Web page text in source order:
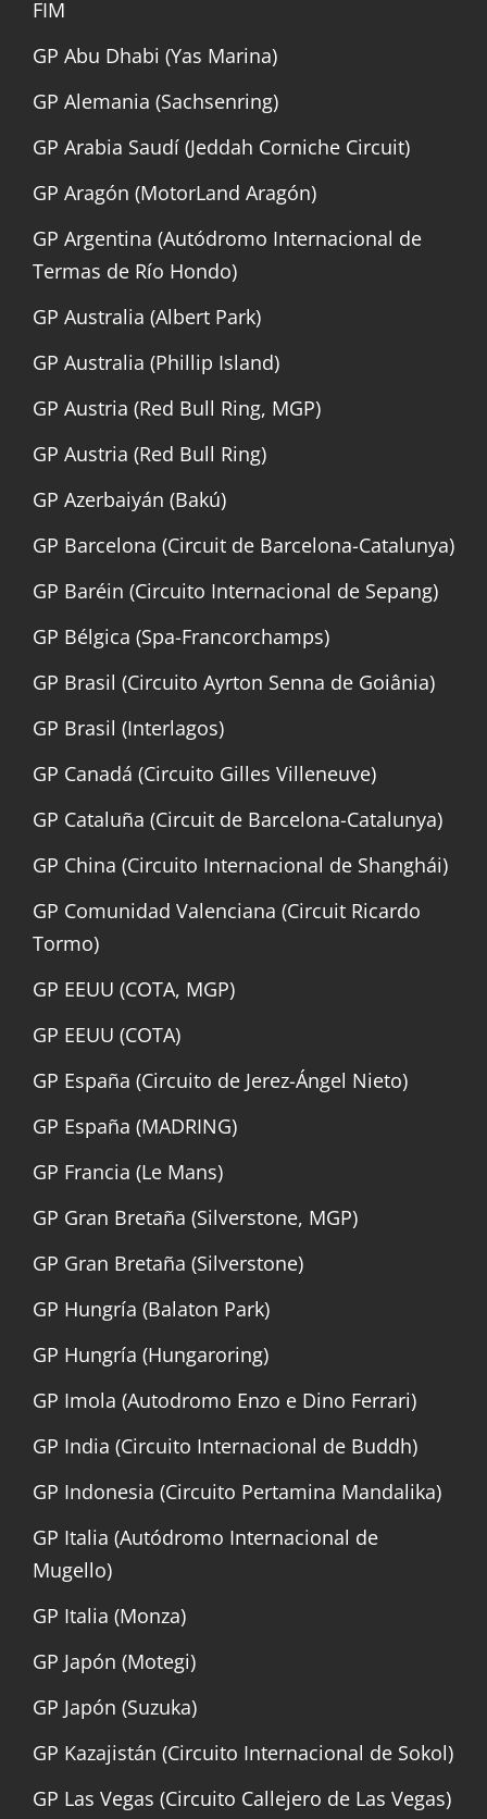
FIM
GP Abu Dhabi (Yas Marina)
GP Alemania (Sachsenring)
GP Arabia Saudí (Jeddah Corniche Circuit)
GP Aragón (MotorLand Aragón)
GP Argentina (Autódromo Internacional de
Termas de Río Hondo)
GP Australia (Albert Park)
GP Australia (Phillip Island)
GP Austria (Red Bull Ring, MGP)
GP Austria (Red Bull Ring)
GP Azerbaiyán (Bakú)
GP Barcelona (Circuit de Barcelona-Catalunya)
GP Baréin (Circuito Internacional de Sepang)
GP Bélgica (Spa-Francorchamps)
GP Brasil (Circuito Ayrton Senna de Goiânia)
GP Brasil (Interlagos)
GP Canadá (Circuito Gilles Villeneuve)
GP Cataluña (Circuit de Barcelona-Catalunya)
GP China (Circuito Internacional de Shanghái)
GP Comunidad Valenciana (Circuit Ricardo
Tormo)
GP EEUU (COTA, MGP)
GP EEUU (COTA)
GP España (Circuito de Jerez-Ángel Nieto)
GP España (MADRING)
GP Francia (Le Mans)
GP Gran Bretaña (Silverstone, MGP)
GP Gran Bretaña (Silverstone)
GP Hungría (Balaton Park)
GP Hungría (Hungaroring)
GP Imola (Autodromo Enzo e Dino Ferrari)
GP India (Circuito Internacional de Buddh)
GP Indonesia (Circuito Pertamina Mandalika)
GP Italia (Autódromo Internacional de
Mugello)
GP Italia (Monza)
GP Japón (Motegi)
GP Japón (Suzuka)
GP Kazajistán (Circuito Internacional de Sokol)
GP Las Vegas (Circuito Callejero de Las Vegas)